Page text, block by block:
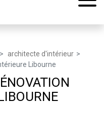
architecte d'intérieur
Libourne